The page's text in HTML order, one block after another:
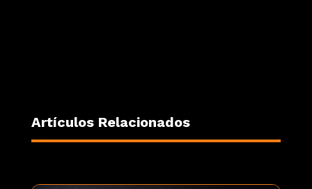
Artículos Relacionados